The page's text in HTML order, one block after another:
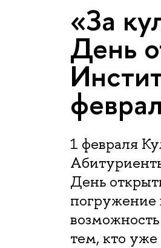
«За
День
1 февраля
День
тем, кто уже